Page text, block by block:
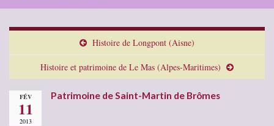
Histoire de Longpont (Aisne)
Histoire et patrimoine de Le Mas (Alpes-Maritimes)
FÉV
11
2013
Patrimoine de Saint-Martin de Brômes